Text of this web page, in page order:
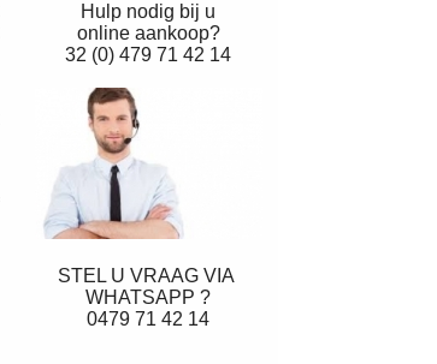
Hulp nodig bij u
online aankoop?
32 (0) 479 71 42 14
STEL U VRAAG VIA
WHATSAPP ?
0479 71 42 14